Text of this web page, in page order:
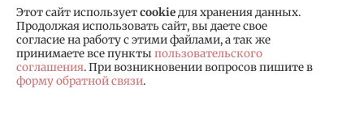
Этот сайт используетcookieдля хранения данных.
Продолжая использовать сайт, вы даете свое
согласие на работу с этими файлами, а так же
принимаете все пункты пользовательского
соглашения. При возникновении вопросов пишите в
форму обратной связи.